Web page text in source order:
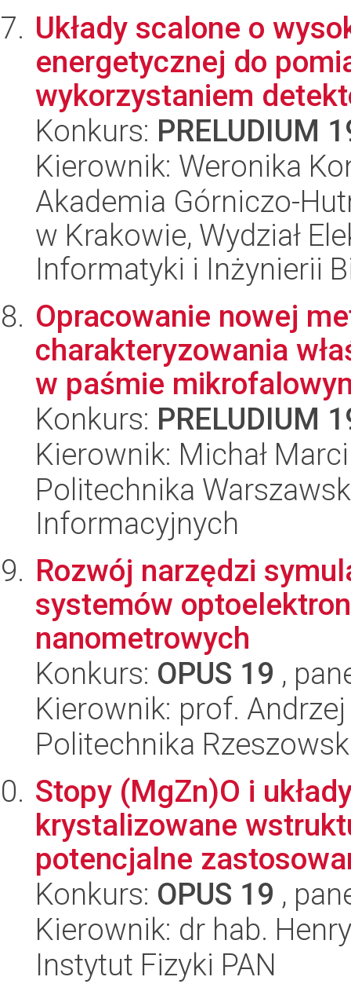
Układy scalone o
energetycznej do
wykorzystaniem
Konkurs: PRELUDIUM
Kierownik: Weronika
Akademia Górniczo-
w Krakowie, Wydział
Informatyki i Inżynierii
Opracowanie nowej
charakteryzowania
w paśmie
Konkurs: PRELUDIUM
Kierownik: Michał
Politechnika
Informacyjnych
Rozwój narzędzi
systemów
nanometrowych
Konkurs: OPUS 19 ,
Kierownik: prof.
Politechnika
Stopy (MgZn)O i
krystalizowane
potencjalne
Konkurs: OPUS 19 ,
Kierownik: dr hab.
Instytut Fizyki PAN